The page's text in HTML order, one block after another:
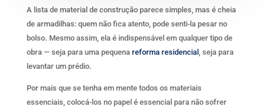
A lista de material de construção parece simples, mas é cheia
de armadilhas: quem não fica atento, pode senti-la pesar no
bolso. Mesmo assim, ela é indispensável em qualquer tipo de
obra — seja para uma pequena reforma residencial, seja para
levantar um prédio.
Por mais que se tenha em mente todos os materiais
essenciais, colocá-los no papel é essencial para não sofrer